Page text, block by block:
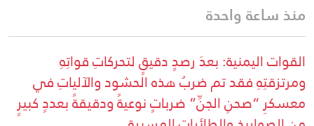
منذ ساعة واحدة
القوات اليمنية: بعدَ رصدٍ دقيقٍ لتحركاتِ قواتِهِ
ومرتزقتِهِ فقد تم ضربُ هذه الحشود والآلياتِ في
معسكرِ “صحنِ الجنِّ” ضرباتٍ نوعيةً ودقيقةً بعددٍ كبيرٍ